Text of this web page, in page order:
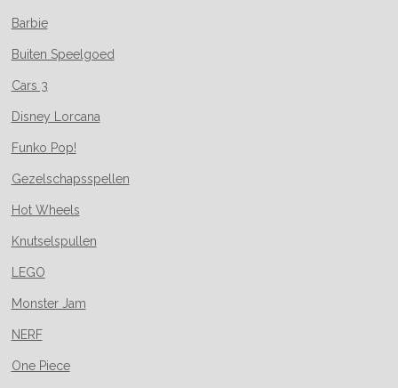
Barbie
Buiten Speelgoed
Cars 3
Disney Lorcana
Funko Pop!
Gezelschapsspellen
Hot Wheels
Knutselspullen
LEGO
Monster Jam
NERF
One Piece